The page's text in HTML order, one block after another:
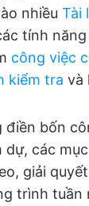
nhiều Tài
tính
công việc
kiểm tra và
điền bốn
dự, các
giải
trình tuần